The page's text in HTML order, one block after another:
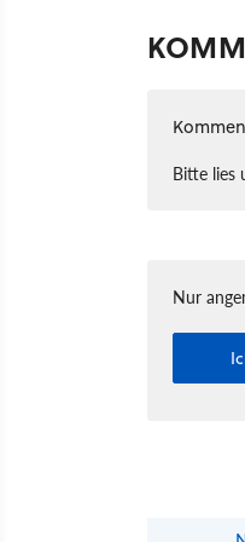
Bitte lies
Nur